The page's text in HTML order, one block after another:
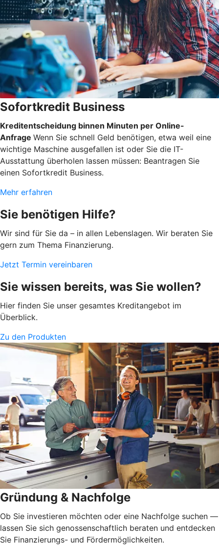
Sofortkredit Business
Kreditentscheidung binnen Minuten per Online-
Anfrage Wenn Sie schnell Geld benötigen, etwa weil eine
wichtige Maschine ausgefallen ist oder Sie die IT-
Ausstattung überholen lassen müssen: Beantragen Sie
einen Sofortkredit Business.
Mehr erfahren
Sie benötigen Hilfe?
Wir sind für Sie da – in allen Lebenslagen. Wir beraten Sie
gern zum Thema Finanzierung.
Jetzt Termin vereinbaren
Sie wissen bereits, was Sie wollen?
Hier finden Sie unser gesamtes Kreditangebot im
Überblick.
Zu den Produkten
Gründung & Nachfolge
Ob Sie investieren möchten oder eine Nachfolge suchen —
lassen Sie sich genossenschaftlich beraten und entdecken
Sie Finanzierungs- und Fördermöglichkeiten.